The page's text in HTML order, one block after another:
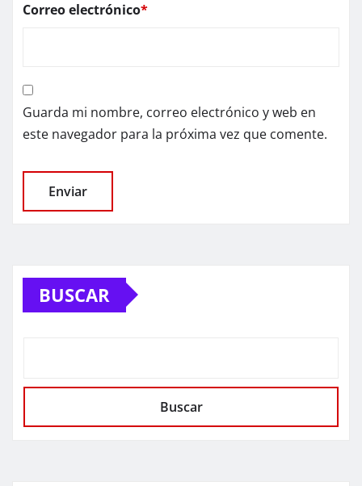
Correo electrónico*
Guarda mi nombre, correo electrónico y web en
este navegador para la próxima vez que comente.
BUSCAR
Buscar